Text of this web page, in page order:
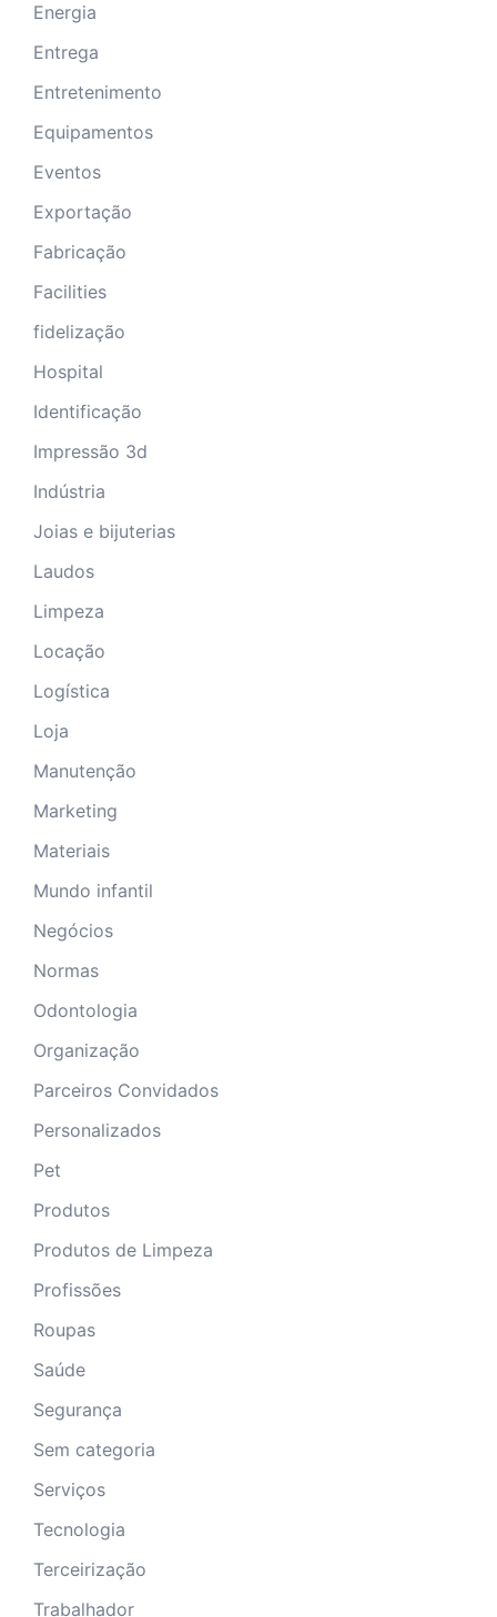
Energia
Entrega
Entretenimento
Equipamentos
Eventos
Exportação
Fabricação
Facilities
fidelização
Hospital
Identificação
Impressão 3d
Indústria
Joias e bijuterias
Laudos
Limpeza
Locação
Logística
Loja
Manutenção
Marketing
Materiais
Mundo infantil
Negócios
Normas
Odontologia
Organização
Parceiros Convidados
Personalizados
Pet
Produtos
Produtos de Limpeza
Profissões
Roupas
Saúde
Segurança
Sem categoria
Serviços
Tecnologia
Terceirização
Trabalhador